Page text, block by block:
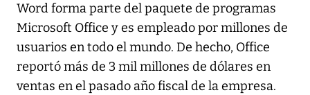
Word forma parte del paquete de programas
Microsoft Office y es empleado por millones de
usuarios en todo el mundo. De hecho, Office
reportó más de 3 mil millones de dólares en
ventas en el pasado año fiscal de la empresa.